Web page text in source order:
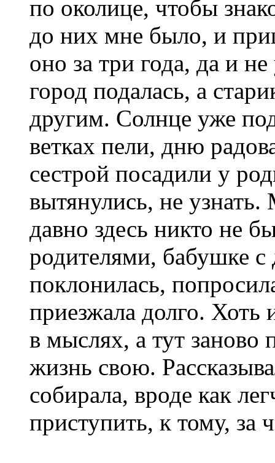
по околице, чтобы
до них мне было, и
оно за три года, да и
город подалась, а
другим. Солнце уже
ветках пели, дню
сестрой посадили у
вытянулись, не
давно здесь никто не
родителями, бабушке с
поклонилась,
приезжала долго. Хоть
в мыслях, а тут заново
жизнь свою.
собирала, вроде как
приступить, к тому, за